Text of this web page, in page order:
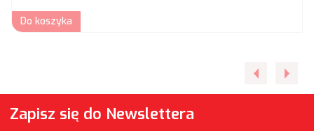
Do koszyka
Zapisz się do Newslettera